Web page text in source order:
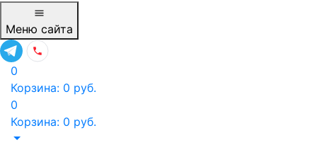
Меню сайта
0
Корзина: 0 руб.
0
Корзина: 0 руб.